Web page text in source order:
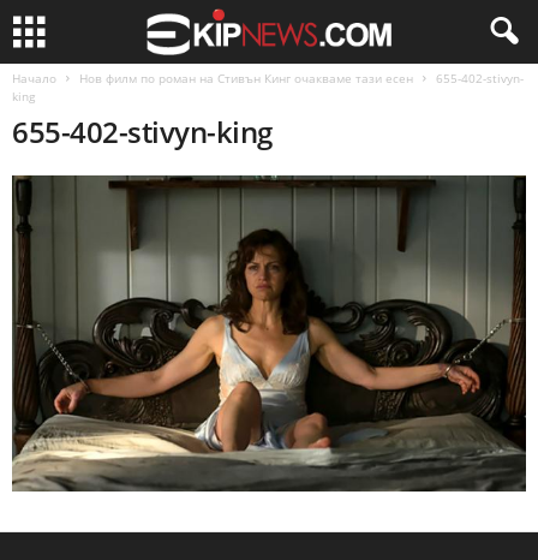
Начало Нов филм по роман на Стивън Кинг очакваме тази есен
655-402-stivyn-
king
655-402-stivyn-king